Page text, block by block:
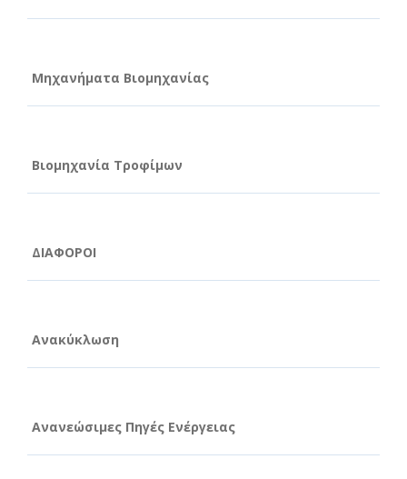
Μηχανήματα Βιομηχανίας
Βιομηχανία Τροφίμων
ΔΙΑΦΟΡΟΙ
Ανακύκλωση
Ανανεώσιμες Πηγές Ενέργειας